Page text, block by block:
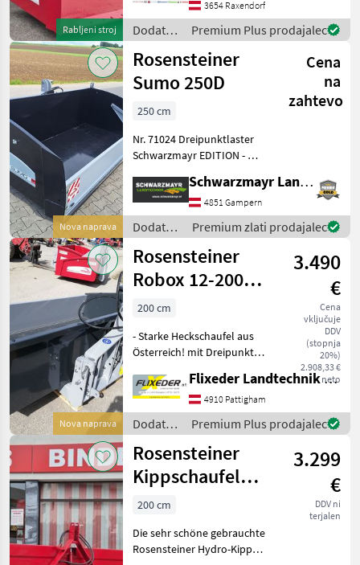
Rabljeni stroj
Ausführung ✔️ ideale Wahl -
für alle, die viel vorhaben ;-)
✔️ Arbeits
3654 Raxendorf
Dodatna
oprema
za
traktorje
/
Rosensteiner
Premium Plus prodajalec
Nova naprava
Rosensteiner
Sumo 250D
Cena
na
zahtevo
250 cm
Nr. 71024 Dreipunktlaster
Schwarzmayr EDITION - mit
KAT 2 und 3 - mit
250x125cm Ladefläche - mit
80-60cm Seitenwände - mit
abnehmbarer R
Schwarzmayr Landtechnik GmbH - Gampern
4851 Gampern
Dodatna
oprema
za
traktorje
/
Rosensteiner
Premium zlati prodajalec
Nova naprava
Rosensteiner
Robox 12-200
Heckschaufel
3.490
€
Cena
vključuje
DDV
(stopnja
20%)
2.908,33 €
neto
200 cm
- Starke Heckschaufel aus
Österreich! mit Dreipunkt-
- mit 2 Zylindersystem,
doppelwirkend - mit 90°
Auskippwinkel - mit
abnehmbarer B
Flixeder Landtechnik GmbH
4910 Pattigham
Dodatna
oprema
za
traktorje
/
Rosensteiner
Premium Plus prodajalec
Rosensteiner
Kippschaufel
HydroKipp 2000
3.299
€
DDV ni
terjalen
200 cm
Die sehr schöne gebrauchte
Rosensteiner Hydro-Kipp